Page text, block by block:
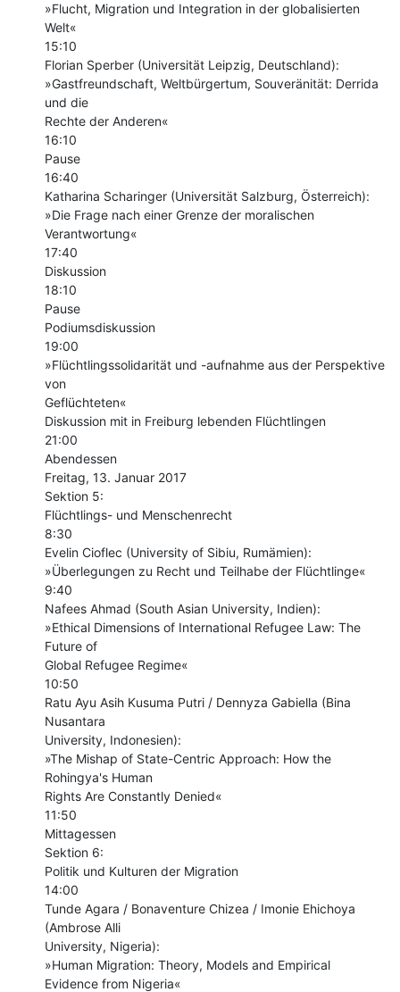
»Flucht, Migration und Integration in der globalisierten
Welt«
15:10
Florian Sperber (Universität Leipzig, Deutschland):
»Gastfreundschaft, Weltbürgertum, Souveränität: Derrida
und die
Rechte der Anderen«
16:10
Pause
16:40
Katharina Scharinger (Universität Salzburg, Österreich):
»Die Frage nach einer Grenze der moralischen
Verantwortung«
17:40
Diskussion
18:10
Pause
Podiumsdiskussion
19:00
»Flüchtlings­solidarität und -aufnahme aus der Perspektive
von
Geflüchteten«
Diskussion mit in Freiburg lebenden Flüchtlingen
21:00
Abendessen
Freitag, 13. Januar 2017
Sektion 5:
Flüchtlings- und Menschenrecht
8:30
Evelin Cioflec (University of Sibiu, Rumämien):
»Überlegungen zu Recht und Teilhabe der Flüchtlinge«
9:40
Nafees Ahmad (South Asian University, Indien):
»Ethical Dimensions of International Refugee Law: The
Future of
Global Refugee Regime«
10:50
Ratu Ayu Asih Kusuma Putri / Dennyza Gabiella (Bina
Nusantara
University, Indonesien):
»The Mishap of State-Centric Approach: How the
Rohingya's Human
Rights Are Constantly Denied«
11:50
Mittagessen
Sektion 6:
Politik und Kulturen der Migration
14:00
Tunde Agara / Bonaventure Chizea / Imonie Ehichoya
(Ambrose Alli
University, Nigeria):
»Human Migration: Theory, Models and Empirical
Evidence from Nigeria«